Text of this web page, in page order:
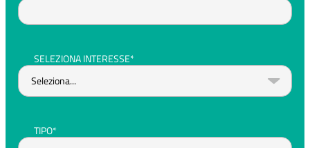
SELEZIONA INTERESSE*
TIPO*